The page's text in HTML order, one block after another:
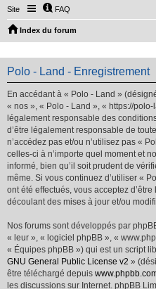
Site FAQ
Index du forum
Polo - Land - Enregistrement
En accédant à « Polo - Land »
« nos », « Polo - Land », « https://
légalement responsable des
d’être légalement responsable de
n’accédez pas et/ou n’utilisez pas «
celles-ci à n’importe quel moment et
informé, bien qu’il soit prudent de
même. Si vous continuez d’utiliser «
ont été effectués, vous acceptez
découlant des mises à jour et/ou
Nos forums sont développés par
« leur », « logiciel phpBB », «
« Équipes phpBB ») qui est un script
GNU General Public License v2 »
être téléchargé depuis
les discussions sur Internet. phpBB